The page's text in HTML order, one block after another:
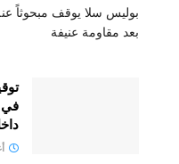
بوليس سلا يوقف مبحوثاً
بعد مقاومة عنيفة
في